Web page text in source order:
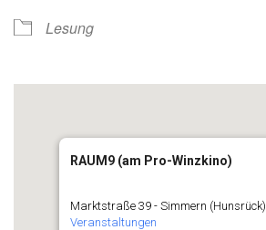
Lesung
RAUM9 (am Pro-Winzkino)
Marktstraße 39 - Simmern (Hunsrück)
Veranstaltungen